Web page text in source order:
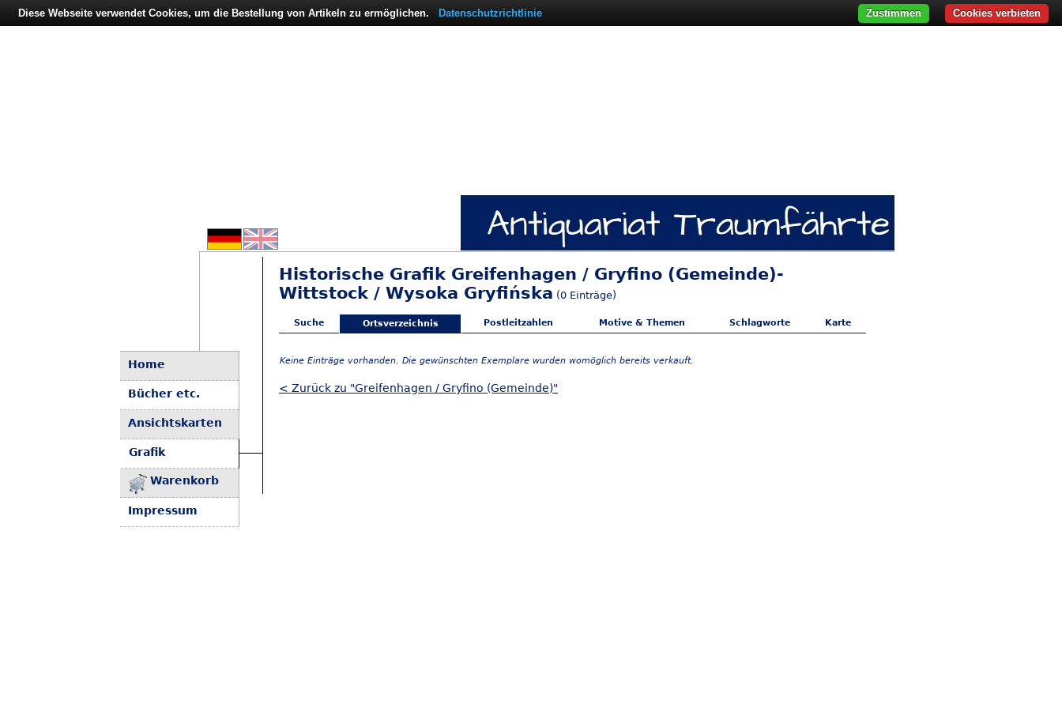
Home
Bücher etc.
Ansichtskarten
Grafik
Warenkorb
Impressum
Historische Grafik Greifenhagen / Gryfino (Gemeinde)-
Wittstock / Wysoka Gryfińska (0 Einträge)
Suche Ortsverzeichnis Postleitzahlen Motive & Themen Schlagworte Karte
Keine Einträge vorhanden. Die gewünschten Exemplare wurden womöglich bereits verkauft.
< Zurück zu "Greifenhagen / Gryfino (Gemeinde)"
Diese Webseite verwendet Cookies, um die Bestellung von Artikeln zu ermöglichen. Datenschutzrichtlinie Cookies verbieten
Zustimmen